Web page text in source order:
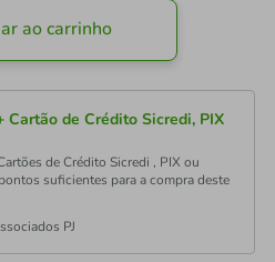
ao carrinho
Cartão de Crédito Sicredi, PIX
de Crédito Sicredi , PIX ou
suficientes para a compra deste
PJ